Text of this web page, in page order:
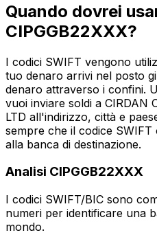
Quando dovrei
CIPGGB22XXX?
I codici SWIFT vengono
tuo denaro arrivi nel posto
denaro attraverso i confini.
vuoi inviare soldi a CIRDAN
LTD all'indirizzo, città e
sempre che il codice
alla banca di destinazione.
Analisi CIPGGB22XXX
I codici SWIFT/BIC sono
numeri per identificare una
mondo.